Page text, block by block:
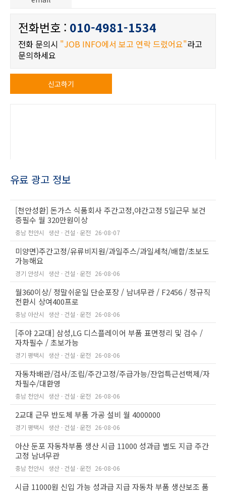
전화번호 : 010-4981-1534
전화 문의시 "JOB INFO에서 보고 연락 드렸어요"라고
문의하세요
신고하기
유료 광고 정보
[천안성환] 돈가스 식품회사 주간고정,야간고정 5일근무 보건
증필수 월 320만원이상
충남 천안시 생산 · 건설 · 운전 26-08-07
미양면)주간고정/유류비지원/과일주스/과일세척/배합/초보도
가능해요
경기 안성시 생산 · 건설 · 운전 26-08-06
월360이상/ 정말쉬운일 단순포장 / 남녀무관 / F2456 / 정규직
전환시 상여400프로
충남 아산시 생산 · 건설 · 운전 26-08-06
[주야 2교대] 삼성,LG 디스플레이어 부품 표면정리 및 검수 /
자차필수 / 초보가능
경기 평택시 생산 · 건설 · 운전 26-08-06
자동차배관/검사/조립/주간고정/주급가능/잔업특근선택제/자
차필수/대환영
충남 천안시 생산 · 건설 · 운전 26-08-06
2교대 근무 반도체 부품 가공 설비 월 4000000
경기 평택시 생산 · 건설 · 운전 26-08-06
아산 둔포 자동차부품 생산 시급 11000 성과급 별도 지급 주간
고정 남녀무관
충남 천안시 생산 · 건설 · 운전 26-08-06
시급 11000원 신입 가능 성과급 지급 자동차 부품 생산보조 품